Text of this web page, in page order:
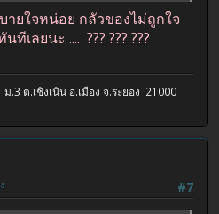
ยใจหน่อย กลัวของไม่ถูกใจ
เลยนะ .... ??? ??? ???
ต.เชิงเนิน อ.เมือง จ.ระยอง 21000
#7